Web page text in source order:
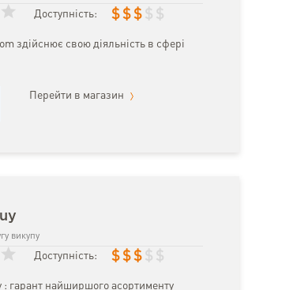
Доступність: $ $ $ $ $
здійснює свою діяльність в сфері
Перейти в магазин
викупу
Доступність: $ $ $ $ $
: гарант найширшого асортименту